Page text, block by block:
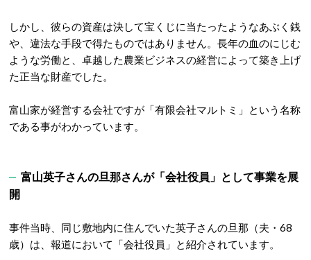
しかし、彼らの資産は決して宝くじに当たったようなあぶく銭
や、違法な手段で得たものではありません。長年の血のにじむ
ような労働と、卓越した農業ビジネスの経営によって築き上げ
た正当な財産でした。
富山家が経営する会社ですが「有限会社マルトミ」という名称
である事がわかっています。
富山英子さんの旦那さんが「会社役員」として事業を展
開
事件当時、同じ敷地内に住んでいた英子さんの旦那（夫・68
歳）は、報道において「会社役員」と紹介されています。